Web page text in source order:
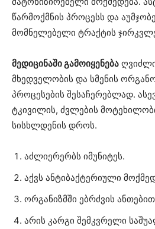
წარმოქმნის პროცესს და
მომნელებელი ტრაქტის
მედიცინაში გამოიყენება
მხედველობის და სმენის
პროცესების შესაჩერებლად.
ტკივილის, ძვლების
სისხლდენის დროს.
აძლიერერბს იმუნიტეს.
აქვს ანტიბაქტერიული
ორგანიზმში ებრძვის
არის კარგი შემკვრელი